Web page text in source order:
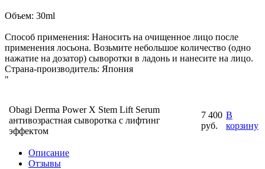
Объем: 30ml
Способ применения: Наносить на очищенное лицо после
применения лосьона. Возьмите небольшое количество (одно
нажатие на дозатор) сыворотки в ладонь и нанесите на лицо.
Страна-производитель: Япония
"
Obagi Derma Power X Stem Lift Serum
антивозрастная сыворотка с лифтинг
эффектом
7 400
руб.
В
корзину
Описание
Отзывы